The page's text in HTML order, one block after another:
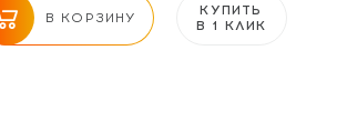
В КОРЗИНУ
КУПИТЬ
В 1 КЛИК